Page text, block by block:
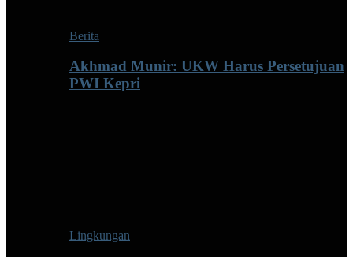
Berita
Akhmad Munir: UKW Harus Persetujuan
PWI Kepri
Lingkungan